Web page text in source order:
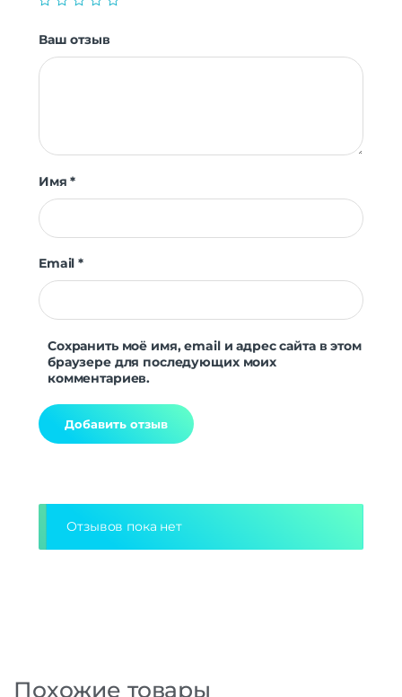
Ваш отзыв
Имя*
Email*
Сохранить моё имя, email и адрес сайта в этом
браузере для последующих моих
комментариев.
Отзывов пока нет
Похожие товары